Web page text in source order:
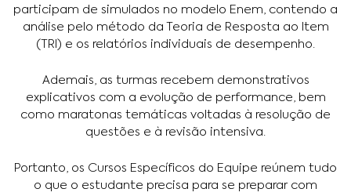
participam de simulados no modelo Enem, contendo a
análise pelo método da Teoria de Resposta ao Item
(TRI) e os relatórios individuais de desempenho.
Ademais, as turmas recebem demonstrativos
explicativos com a evolução de performance, bem
como maratonas temáticas voltadas à resolução de
questões e à revisão intensiva.
Portanto, os Cursos Específicos do Equipe reúnem tudo
o que o estudante precisa para se preparar com